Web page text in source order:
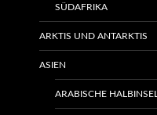
SÜDAFRIKA
ARKTIS UND ANTARKTIS
ASIEN
ARABISCHE HALBINSEL